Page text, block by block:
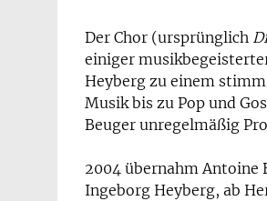
Der Chor (ursprünglich
einiger
Heyberg zu einem
Musik bis zu Pop und
Beuger unregelmäßig
2004 übernahm Antoine
Ingeborg Heyberg, ab